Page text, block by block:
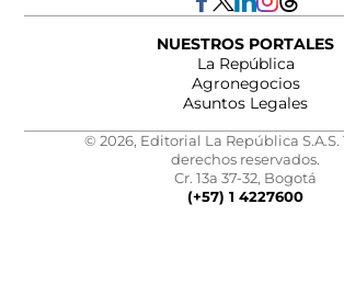
NUESTROS PORTALES
La República
Agronegocios
Asuntos Legales
© 2026, Editorial La República S.A.S.
derechos reservados.
Cr. 13a 37-32, Bogotá
(+57) 1 4227600